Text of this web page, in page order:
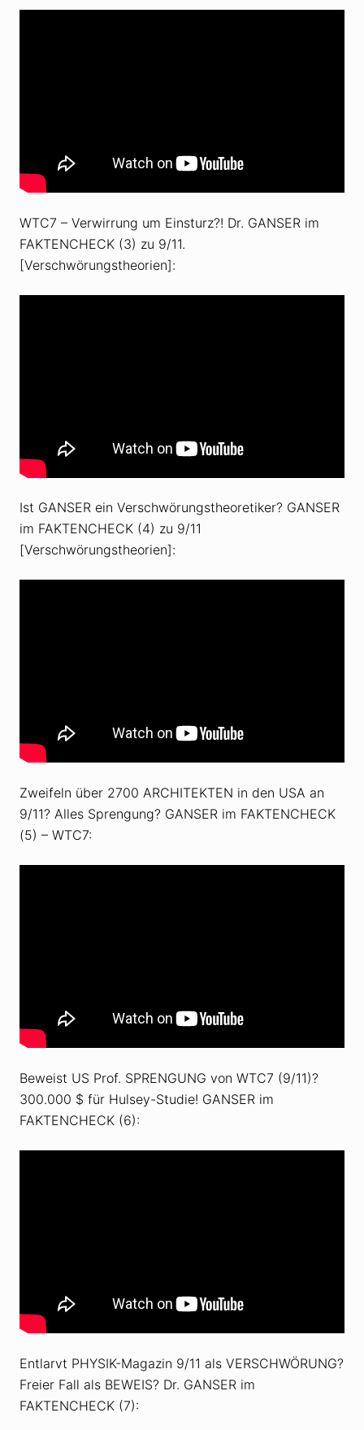
WTC7 – Verwirrung um Einsturz?! Dr. GANSER im
FAKTENCHECK (3) zu 9/11.
[Verschwörungstheorien]:
Ist GANSER ein Verschwörungstheoretiker? GANSER
im FAKTENCHECK (4) zu 9/11
[Verschwörungstheorien]:
Zweifeln über 2700 ARCHITEKTEN in den USA an
9/11? Alles Sprengung? GANSER im FAKTENCHECK
(5) – WTC7:
Beweist US Prof. SPRENGUNG von WTC7 (9/11)?
300.000 $ für Hulsey-Studie! GANSER im
FAKTENCHECK (6):
Entlarvt PHYSIK-Magazin 9/11 als VERSCHWÖRUNG?
Freier Fall als BEWEIS? Dr. GANSER im
FAKTENCHECK (7):